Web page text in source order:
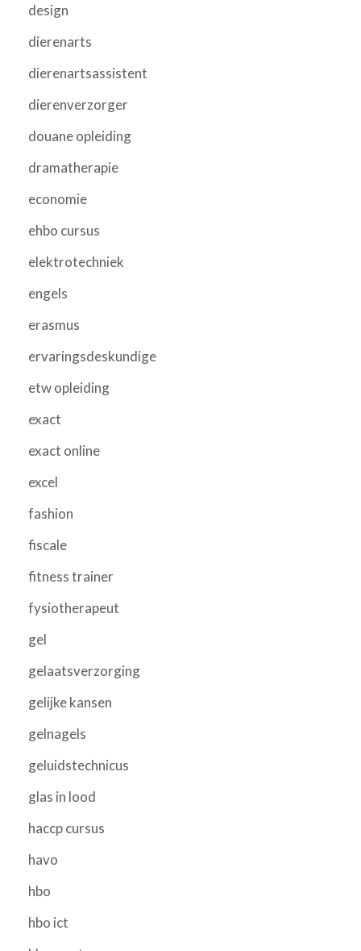
design
dierenarts
dierenartsassistent
dierenverzorger
douane opleiding
dramatherapie
economie
ehbo cursus
elektrotechniek
engels
erasmus
ervaringsdeskundige
etw opleiding
exact
exact online
excel
fashion
fiscale
fitness trainer
fysiotherapeut
gel
gelaatsverzorging
gelijke kansen
gelnagels
geluidstechnicus
glas in lood
haccp cursus
havo
hbo
hbo ict